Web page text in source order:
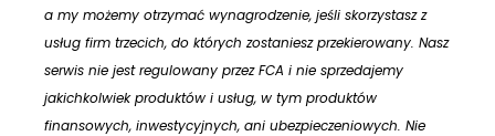
a my możemy otrzymać wynagrodzenie, jeśli skorzystasz z
usług firm trzecich, do których zostaniesz przekierowany. Nasz
serwis nie jest regulowany przez FCA i nie sprzedajemy
jakichkolwiek produktów i usług, w tym produktów
finansowych, inwestycyjnych, ani ubezpieczeniowych. Nie